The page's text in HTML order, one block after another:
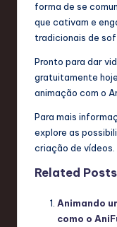
forma de se
que cativam e
tradicionais de
Pronto para dar
gratuitamente
animação com o
Para mais
explore as
criação de vídeos.
Related
Animando
como o